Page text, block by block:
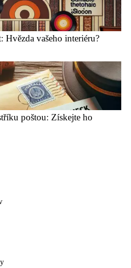
Hvězda vašeho interiéru?
poštou: Získejte ho